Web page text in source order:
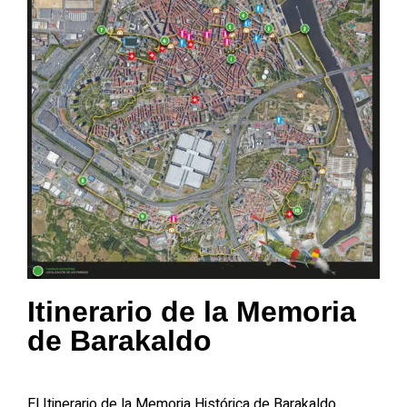
Itinerario de la Memoria
de Barakaldo